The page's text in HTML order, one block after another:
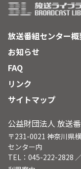
放送番組センター
お知らせ
FAQ
リンク
サイトマップ
公益財団法人 放送
〒231-0021 神奈川県
センター内
TEL：045-222-2828